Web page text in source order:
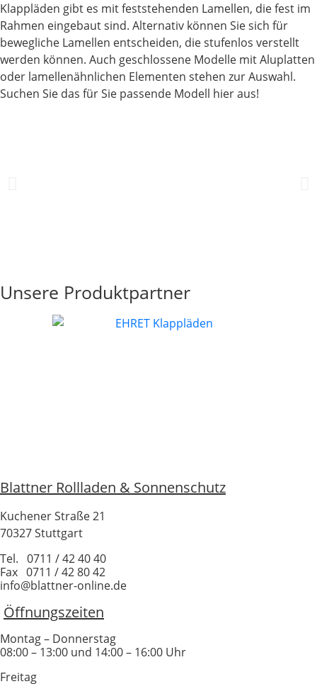
Klappläden gibt es mit feststehenden Lamellen, die fest im
Rahmen eingebaut sind. Alternativ können Sie sich für
bewegliche Lamellen entscheiden, die stufenlos verstellt
werden können. Auch geschlossene Modelle mit Aluplatten
oder lamellenähnlichen Elementen stehen zur Auswahl.
Suchen Sie das für Sie passende Modell hier aus!
Unsere Produktpartner
Blattner Rollladen & Sonnenschutz
Kuchener Straße 21
70327 Stuttgart
Tel. 0711 / 42 40 40
Fax 0711 / 42 80 42
info@blattner-online.de
Öffnungszeiten
Montag – Donnerstag
08:00 – 13:00 und 14:00 – 16:00 Uhr
Freitag